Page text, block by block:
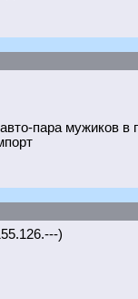
пара мужиков
)